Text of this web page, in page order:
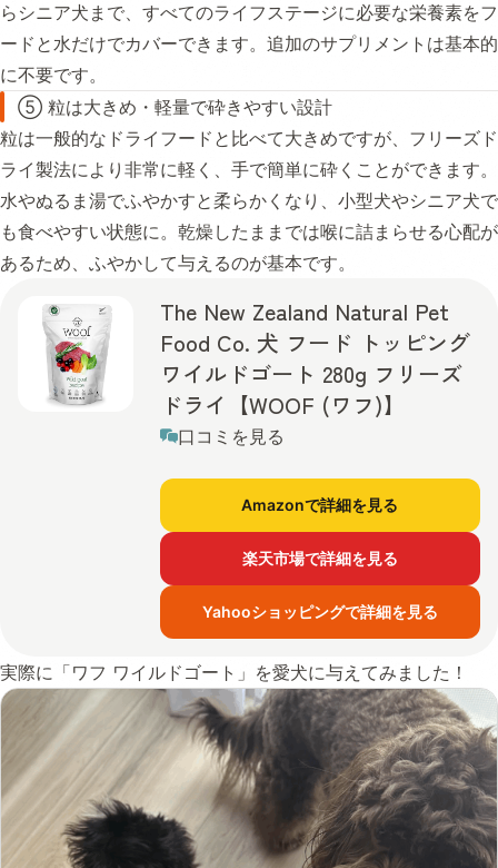
らシニア犬まで、すべてのライフステージに必要な栄養素をフ
ードと水だけでカバーできます。追加のサプリメントは基本的
に不要です。
⑤ 粒は大きめ・軽量で砕きやすい設計
粒は一般的なドライフードと比べて大きめですが、フリーズド
ライ製法により非常に軽く、手で簡単に砕くことができます。
水やぬるま湯でふやかすと柔らかくなり、小型犬やシニア犬で
も食べやすい状態に。乾燥したままでは喉に詰まらせる心配が
あるため、ふやかして与えるのが基本です。
The New Zealand Natural Pet
Food Co. 犬 フード トッピング
ワイルドゴート 280g フリーズ
ドライ【WOOF (ワフ)】
口コミを見る
Amazonで詳細を見る
楽天市場で詳細を見る
Yahooショッピングで詳細を見る
実際に「ワフ ワイルドゴート」を愛犬に与えてみました！